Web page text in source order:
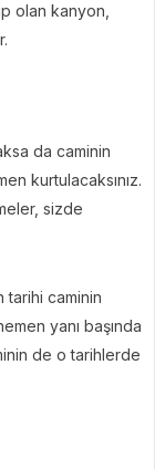
olan kanyon,
da caminin
kurtulacaksınız.
sizde
tarihi caminin
yanı başında
de o tarihlerde